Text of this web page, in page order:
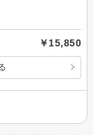
￥15,850